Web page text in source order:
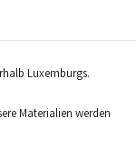
Luxemburgs.
Materialien werden